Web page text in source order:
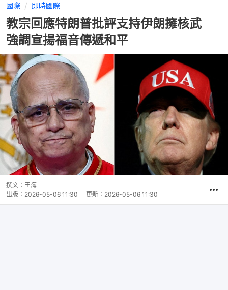
國際 即時國際
教宗回應特朗普批評支持伊朗擁核武
強調宣揚福音傳遞和平
撰文： 王海
出版： 2026-05-06 11:30 更新： 2026-05-06 11:30